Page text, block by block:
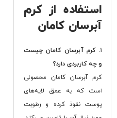
استفاده از کرم
آبرسان کامان
۱. کرم آبرسان کامان چیست
و چه کاربردی دارد؟
کرم آبرسان کامان محصولی
است که به عمق لایه‌های
پوست نفوذ کرده و رطوبت